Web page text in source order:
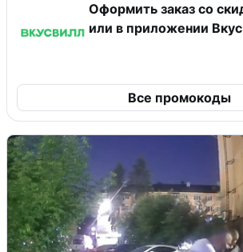
Оформить заказ со
или в приложении
Все промокоды